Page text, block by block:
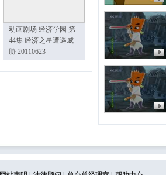
动画剧场 经济学园 第
44集 经济之星遭遇威
胁 20110623